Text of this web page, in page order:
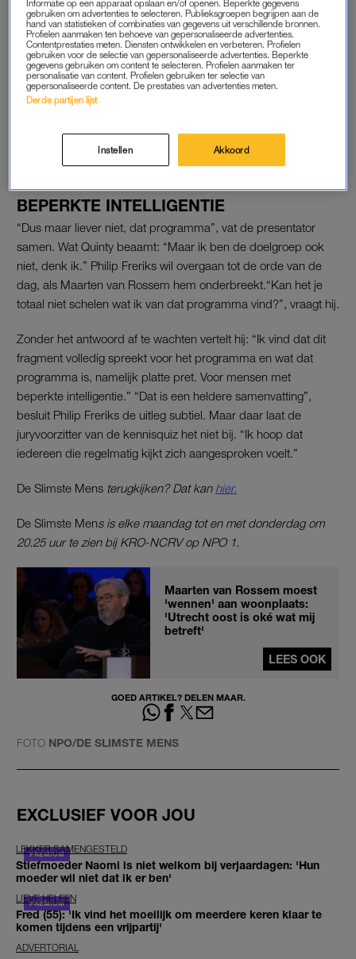
LEES OOK
“Het kamp dat het nog nooit heeft gezien”, antwoordt Quinty.
“Maar ik vind wel dat er bepaalde verhalen gepast zijn voor tv
maken over – ook al was het vroeger – een kaars bij iemand
naar binnen steken, die laveloos daar lag, dat dat niet hoort.”
BEPERKTE INTELLIGENTIE
“Dus maar liever niet, dat programma”, vat de presentator
samen. Wat Quinty beaamt: “Maar ik ben de doelgroep ook
niet, denk ik.” Philip Freriks wil overgaan tot de orde van de
dag, als Maarten van Rossem hem onderbreekt.“Kan het je
totaal niet schelen wat ik van dat programma vind?”, vraagt hij.
Zonder het antwoord af te wachten vertelt hij: “Ik vind dat dit
fragment volledig spreekt voor het programma en wat dat
programma is, namelijk platte pret. Voor mensen met
beperkte intelligentie.” “Dat is een heldere samenvatting”,
besluit Philip Freriks de uitleg subtiel. Maar daar laat de
juryvoorzitter van de kennisquiz het niet bij. “Ik hoop dat
iedereen die regelmatig kijkt zich aangesproken voelt.”
De Slimste Mens terugkijken? Dat kan hier.
De Slimste Mens is elke maandag tot en met donderdag om
20.25 uur te zien bij KRO-NCRV op NPO 1.
Maarten van Rossem moest
'wennen' aan woonplaats:
'Utrecht oost is oké wat mij
betreft'
LEES OOK
GOED ARTIKEL? DELEN MAAR.
FOTO NPO/DE SLIMSTE MENS
EXCLUSIEF VOOR JOU
LEKKER SAMENGESTELD
Stiefmoeder Naomi is niet welkom bij verjaardagen: 'Hun
moeder wil niet dat ik er ben'
LIEVE HELEEN
Fred (55): 'Ik vind het moeilijk om meerdere keren klaar te
komen tijdens een vrijpartij'
ADVERTORIAL
Informatie op een apparaat opslaan en/of openen. Beperkte gegevens
gebruiken om advertenties te selecteren. Publieksgroepen begrijpen aan de
hand van statistieken of combinaties van gegevens uit verschillende bronnen.
Profielen aanmaken ten behoeve van gepersonaliseerde advertenties.
Contentprestaties meten. Diensten ontwikkelen en verbeteren. Profielen
gebruiken voor de selectie van gepersonaliseerde advertenties. Beperkte
gegevens gebruiken om content te selecteren. Profielen aanmaken ter
personalisatie van content. Profielen gebruiken ter selectie van
gepersonaliseerde content. De prestaties van advertenties meten.
Derde partijen lijst
Instellen Akkoord